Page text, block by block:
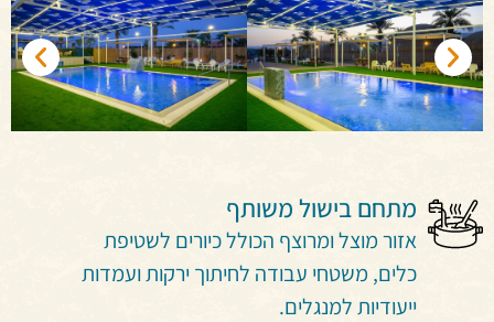
מתחם בישול משותף
אזור מוצל ומרוצף הכולל כיורים לשטיפת
כלים, משטחי עבודה לחיתוך ירקות ועמדות
ייעודיות למנגלים.